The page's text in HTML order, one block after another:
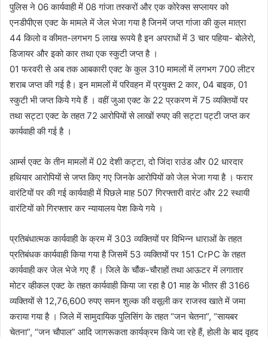
पुलिस ने 06 कार्यवाही में 08 गांजा तस्करों और एक कोरेक्स सप्लायर को
एनडीपीएस एक्ट के मामले में जेल भेजा गया है जिनमें जप्त गांजा की कुल मात्रा
44 किलो व कीमत-लगभग 5 लाख रूपये है इन अपराधों में 3 चार पहिया- बोलेरो,
डिजायर और इको कार तथा एक स्कुटी जप्त है ।
01 फरवरी से अब तक आबकारी एक्ट के कुल 310 मामलों में लगभग 700 लीटर
शराब जप्त की गई है। इन मामलों में परिवहन में प्रयुक्त 2 कार, 04 बाइक, 01
स्कुटी भी जप्त किये गये हैं । वहीं जुआ एक्ट के 22 प्रकरण में 75 व्यक्तियों पर
तथा सट्टा एक्ट के तहत 72 आरोपियों से लाखों रुपए की सट्टा पट्टी जप्त कर
कार्यवाही की गई है ।
आर्म्स एक्ट के तीन मामलों में 02 देशी कट्टा, दो जिंदा राउंड और 02 धारदार
हथियार आरोपियों से जप्त किए गए जिनके आरोपियों को जेल भेजा गया है । फरार
वारंटियों पर की गई कार्यवाही में पिछले माह 507 गिरफ्तारी वारंट और 22 स्थायी
वारंटियों को गिरफ्तार कर न्यायालय पेश किये गये ।
प्रतिबंधात्मक कार्यवाही के क्रम में 303 व्यक्तियों पर विभिन्न धाराओं के तहत
प्रतिबंधक कार्यवाही किया गया है जिसमें 53 व्यक्तियों पर 151 CrPC के तहत
कार्यवाही कर जेल भेजे गए हैं । जिले के चौंक-चौराहों तथा आऊटर में लगातार
मोटर व्हीकल एक्ट के तहत कार्यवाही किया जा रहा है 01 माह के भीतर ही 3166
व्यक्तियों से 12,76,600 रुपए समन शुल्क की वसूली कर राजस्व खाते में जमा
कराया गया है । जिले में सामुदायिक पुलिसिंग के तहत “जन चेतना”, “सायबर
चेतना”, “जन चौपाल” आदि जागरूकता कार्यक्रम किये जा रहे हैं, होली के बाद वृहद